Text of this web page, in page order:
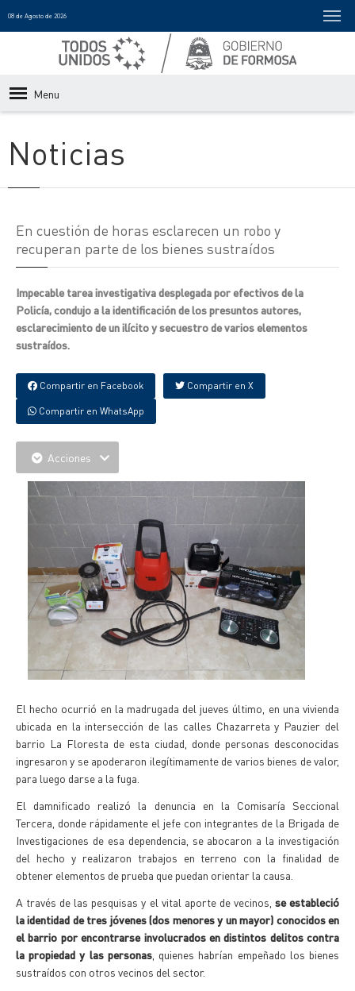
08 de Agosto de 2026
Menu
Noticias
En cuestión de horas esclarecen un robo y
recuperan parte de los bienes sustraídos
Impecable tarea investigativa desplegada por efectivos de la
Policía, condujo a la identificación de los presuntos autores,
esclarecimiento de un ilícito y secuestro de varios elementos
sustraídos.
Compartir en Facebook Compartir en X
Compartir en WhatsApp
Acciones
El hecho ocurrió en la madrugada del jueves último, en una vivienda
ubicada en la intersección de las calles Chazarreta y Pauzier del
barrio La Floresta de esta ciudad, donde personas desconocidas
ingresaron y se apoderaron ilegítimamente de varios bienes de valor,
para luego darse a la fuga.
El damnificado realizó la denuncia en la Comisaría Seccional
Tercera, donde rápidamente el jefe con integrantes de la Brigada de
Investigaciones de esa dependencia, se abocaron a la investigación
del hecho y realizaron trabajos en terreno con la finalidad de
obtener elementos de prueba que puedan orientar la causa.
A través de las pesquisas y el vital aporte de vecinos, se estableció
la identidad de tres jóvenes (dos menores y un mayor) conocidos en
el barrio por encontrarse involucrados en distintos delitos contra
la propiedad y las personas, quienes habrían empeñado los bienes
sustraídos con otros vecinos del sector.